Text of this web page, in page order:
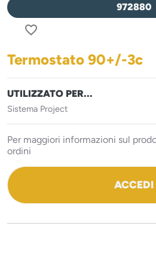
972880
favorite_border
Termostato 90+/-3c
UTILIZZATO PER...
Sistema Project
Per maggiori informazioni sul
ordini
ACCEDI